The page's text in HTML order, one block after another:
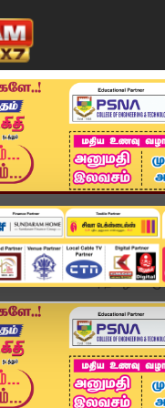
அண்மை தமிழ்நாடு
Hindu Tradition | தமிழகம்